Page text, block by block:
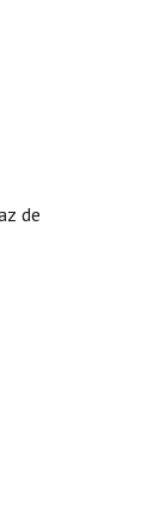
de